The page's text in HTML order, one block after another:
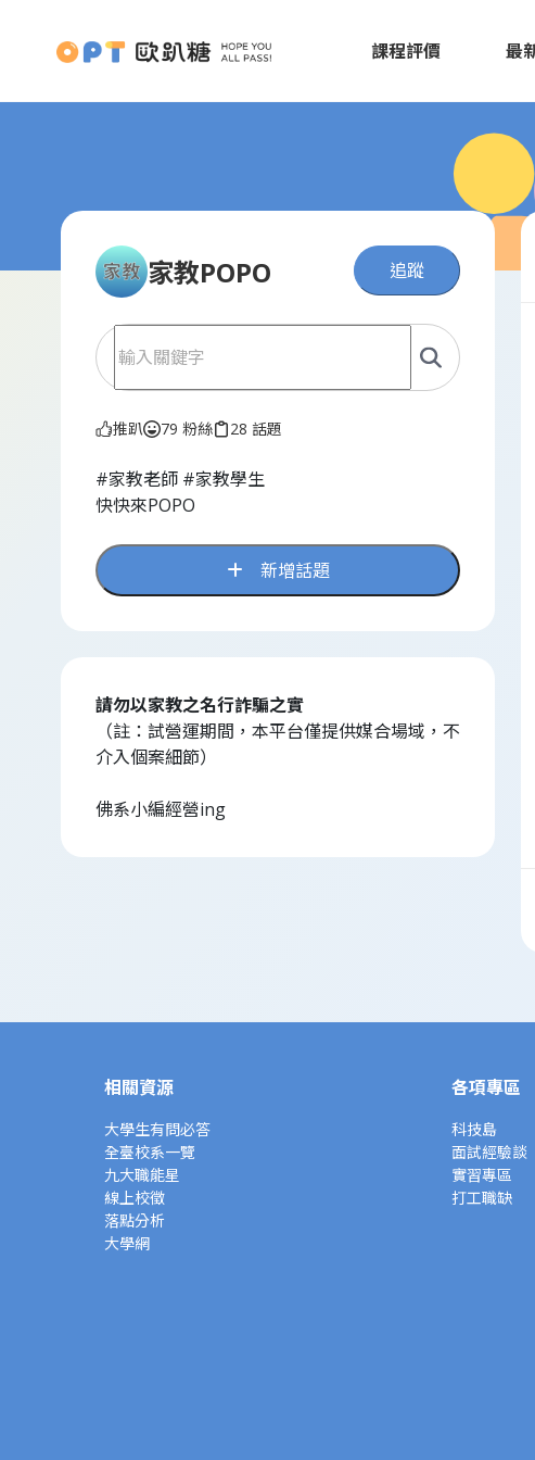
課程評價 最
家教POPO 追蹤
推趴 79 粉絲 28 話題
#家教老師 #家教學生
快快來POPO
新增話題
請勿以家教之名行詐騙之實
（註：試營運期間，本平台僅提供媒合場域，不
介入個案細節）
佛系小編經營ing
相關資源
大學生有問必答
全臺校系一覽
九大職能星
線上校徵
落點分析
大學網
各項專區
科技島
面試經驗談
實習專區
打工職缺